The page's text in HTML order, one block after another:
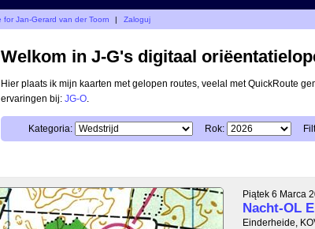
for Jan-Gerard van der Toorn | Zaloguj
Welkom in J-G's digitaal
Hier plaats ik mijn kaarten met gelopen routes, veelal met QuickRoute
ervaringen bij: JG-O
Kategoria: Rok:
Piątek 6 Marca
Nacht-OL
Einderheide,